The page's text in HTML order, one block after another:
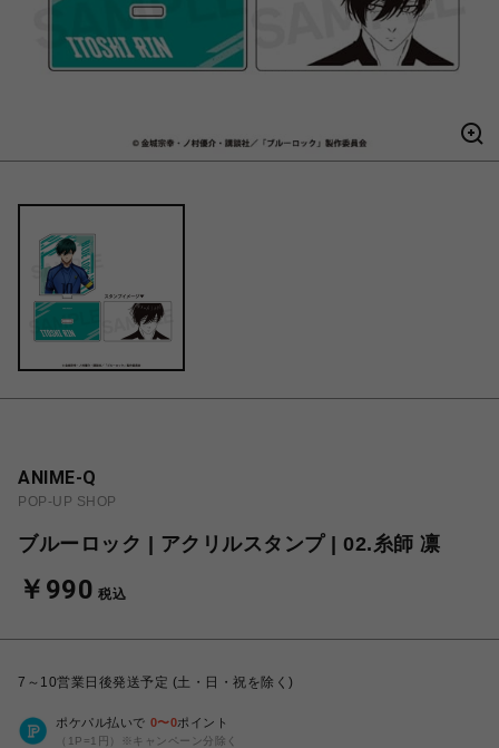
ANIME-Q
POP-UP SHOP
ブルーロック | アクリルスタンプ | 02.糸師 凛
￥990 税込
7～10営業日後発送予定 (土・日・祝を除く)
ポケパル払いで 0〜0ポイント
（1P=1円）※キャンペーン分除く